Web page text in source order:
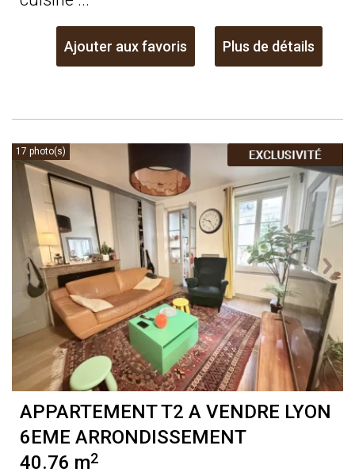
Ajouter aux favoris Plus de détails
17 photo(s)
APPARTEMENT T2 A VENDRE LYON
6EME ARRONDISSEMENT
40.76 m2